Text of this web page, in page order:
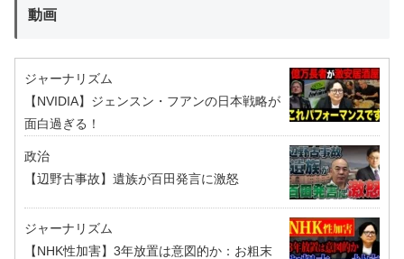
動画
ジャーナリズム
【NVIDIA】ジェンスン・フアンの日本戦略が
面白過ぎる！
政治
【辺野古事故】遺族が百田発言に激怒
ジャーナリズム
【NHK性加害】3年放置は意図的か：お粗末